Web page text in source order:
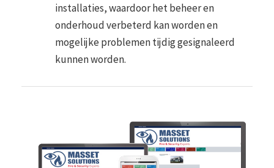
installaties, waardoor het beheer en
onderhoud verbeterd kan worden en
mogelijke problemen tijdig gesignaleerd
kunnen worden.